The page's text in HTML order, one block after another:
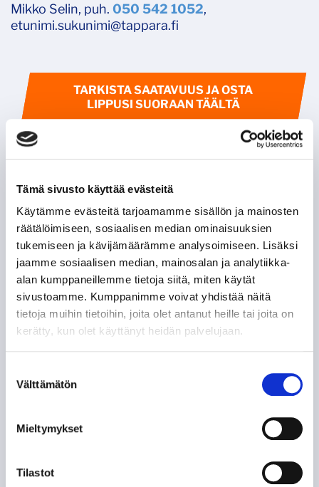
Tämä sivusto käyttää evästeitä
Käytämme evästeitä tarjoamamme sisällön ja mainosten
räätälöimiseen, sosiaalisen median ominaisuuksien
tukemiseen ja kävijämäärämme analysoimiseen. Lisäksi
jaamme sosiaalisen median, mainosalan ja analytiikka-
alan kumppaneillemme tietoja siitä, miten käytät
sivustoamme. Kumppanimme voivat yhdistää näitä
tietoja muihin tietoihin, joita olet antanut heille tai joita on
kerätty, kun olet käyttänyt heidän palvelujaan.
valinta
Välttämätön
Mieltymykset
Tilastot
Mikko Selin, puh. 050 542 1052,
etunimi.sukunimi@tappara.fi
TARKISTA SAATAVUUS JA OSTA
LIPPUSI SUORAAN TÄÄLTÄ